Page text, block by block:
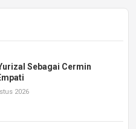
Sebagai Cermin
2026